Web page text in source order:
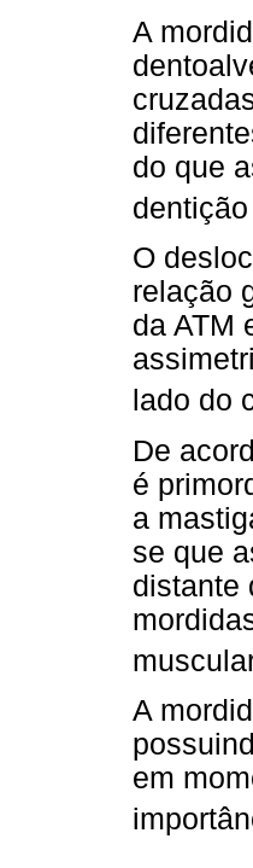
A
do que
O
relação
da ATM
lado do
De
é
a
se que
distante
A
em